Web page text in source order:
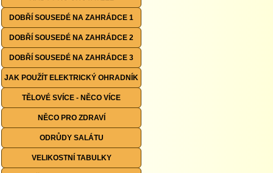
DOBŘÍ SOUSEDÉ NA ZAHRÁDCE 1
DOBŘÍ SOUSEDÉ NA ZAHRÁDCE 2
DOBŘÍ SOUSEDÉ NA ZAHRÁDCE 3
JAK POUŽÍT ELEKTRICKÝ OHRADNÍK
TĚLOVÉ SVÍCE - NĚCO VÍCE
NĚCO PRO ZDRAVÍ
ODRŮDY SALÁTU
VELIKOSTNÍ TABULKY